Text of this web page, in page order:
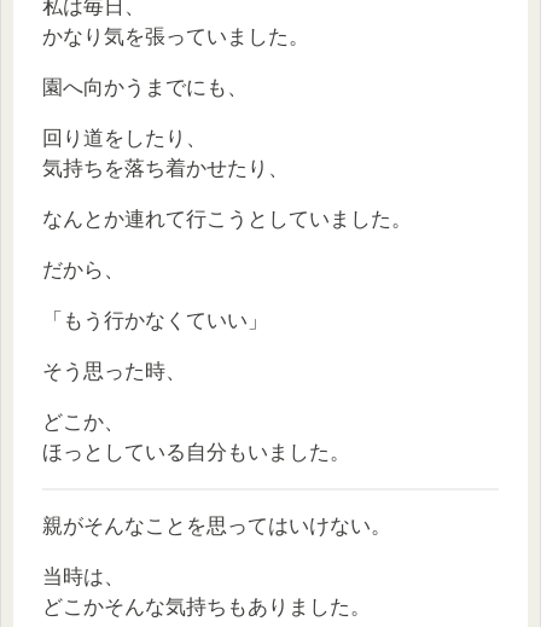
私は毎日、
かなり気を張っていました。
園へ向かうまでにも、
回り道をしたり、
気持ちを落ち着かせたり、
なんとか連れて行こうとしていました。
だから、
「もう行かなくていい」
そう思った時、
どこか、
ほっとしている自分もいました。
親がそんなことを思ってはいけない。
当時は、
どこかそんな気持ちもありました。